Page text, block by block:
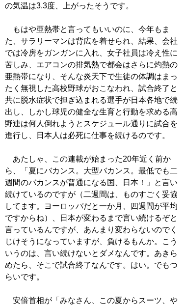
の気温は3.3度、上がったそうです。
もはや亜熱帯と言ってもいいのに、今年もま
た、サラリーマンは背広を着せられ、結果、会社
では冷房をガンガンに入れ、女子社員は冷え性に
苦しみ、エアコンの排気熱で都会はさらに灼熱の
亜熱帯になり、そんな炎天下で生徒の体調はまっ
たく無視した高校野球がおこなわれ、試合終了と
共に脱水症状で担ぎ込まれる選手が日本各地で続
出し、しかし球児の健全な生育と行動を求める高
野連は何人倒れようとスケジュール通りに試合を
進行し、日本人は必死に仕事を続けるのです。
あたしゃ、この連載が始まった20年近く前か
ら、「夏にバカンス。大型バカンス。最低でも二
週間のバカンスが普通になる国、日本！」と言い
続けているのですが（二週間は、ものすごく妥協
してます。ヨーロッパだと一か月、四週間が平均
ですからね）、日本が変わるまで言い続けるぞと
言っているんですが、あんまり変わらないのでく
じけそうになっていますが、負けるもんか。こう
いうのは、言い続けないとダメなんです。あきら
めたら、そこで試合終了なんです。はい。でもつ
らいです。
安倍首相が「みなさん、この夏からスーツ、や